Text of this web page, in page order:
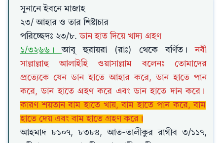
সুনানে ইবনে মাজাহ
২৩/ আহার ও তার শিষ্টাচার
পরিচ্ছেদঃ ২৩/৮. ডান হাত দিয়ে খাদ্য গ্রহণ
১/৩২৬৬।আবূ হুরায়রা (রাঃ) থেকে বর্ণিত। নবী
সাল্লাল্লাহু আলাইহি ওয়াসাল্লাম বলেনঃ তোমাদের
প্রত্যেকে যেন ডান হাতে আহার করে, ডান হাতে পান
করে, ডান হাতে গ্রহণ করে এবং ডান হাতে দান করে।
কারণ শয়তান বাম হাতে খায়, বাম হাতে পান করে, বাম
হাতে দেয় এবং বাম হাতে গ্রহণ করে।
আহমাদ ৮১০৭, ৮৩৮৪, আত-তালীকুর রাগীব ৩/১১৭,